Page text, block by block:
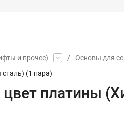
и прочее) / Основы для
(1 пара)
платины